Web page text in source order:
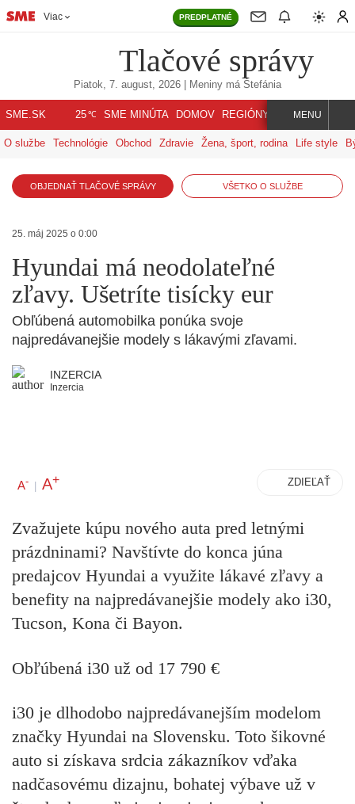
Viac PREDPLATNÉ
Tlačové správy
Piatok, 7. august, 2026 | Meniny má Štefánia
SME.SK 25℃ SME MINÚTA DOMOV REGIÓNY INDEX SVET
MENU
O službe Technológie Obchod Zdravie Žena, šport, rodina Life style
OBJEDNAŤ TLAČOVÉ SPRÁVY VŠETKO O SLUŽBE
25. máj 2025 o 0:00
Hyundai má neodolateľné
zľavy. Ušetríte tisícky eur
Obľúbená automobilka ponúka svoje
najpredávanejšie modely s lákavými zľavami.
INZERCIA
Inzercia
A- | A+ ZDIEĽAŤ
Zvažujete kúpu nového auta pred letnými
prázdninami? Navštívte do konca júna
predajcov Hyundai a využite lákavé zľavy a
benefity na najpredávanejšie modely ako i30,
Tucson, Kona či Bayon.
Obľúbená i30 už od 17 790 €
i30 je dlhodobo najpredávanejším modelom
značky Hyundai na Slovensku. Toto šikovné
auto si získava srdcia zákazníkov vďaka
nadčasovému dizajnu, bohatej výbave už v